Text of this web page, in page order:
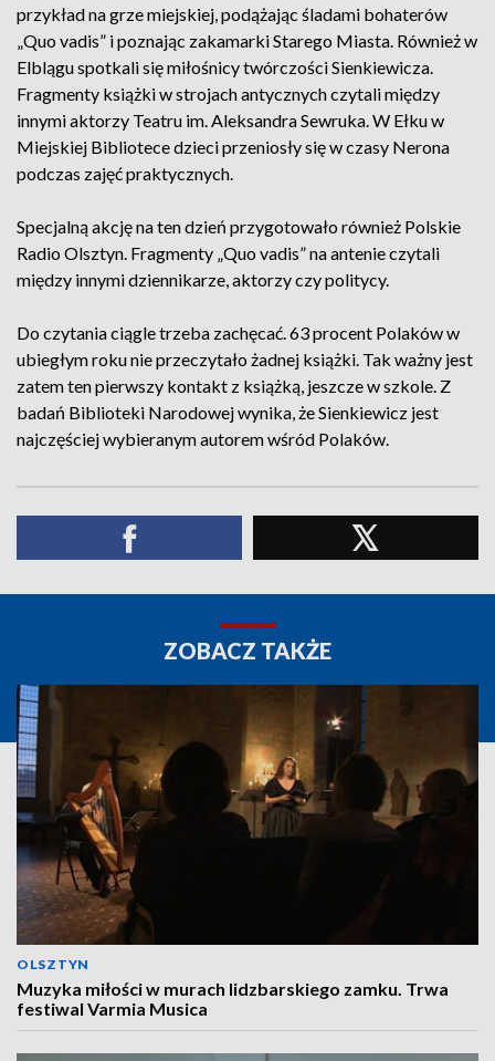
przykład na grze miejskiej, podążając śladami bohaterów
„Quo vadis” i poznając zakamarki Starego Miasta. Również w
Elblągu spotkali się miłośnicy twórczości Sienkiewicza.
Fragmenty książki w strojach antycznych czytali między
innymi aktorzy Teatru im. Aleksandra Sewruka. W Ełku w
Miejskiej Bibliotece dzieci przeniosły się w czasy Nerona
podczas zajęć praktycznych.
Specjalną akcję na ten dzień przygotowało również Polskie
Radio Olsztyn. Fragmenty „Quo vadis” na antenie czytali
między innymi dziennikarze, aktorzy czy politycy.
Do czytania ciągle trzeba zachęcać. 63 procent Polaków w
ubiegłym roku nie przeczytało żadnej książki. Tak ważny jest
zatem ten pierwszy kontakt z książką, jeszcze w szkole. Z
badań Biblioteki Narodowej wynika, że Sienkiewicz jest
najczęściej wybieranym autorem wśród Polaków.
ZOBACZ TAKŻE
OLSZTYN
Muzyka miłości w murach lidzbarskiego zamku. Trwa
festiwal Varmia Musica